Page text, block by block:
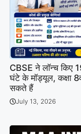
CBSE ने लॉन्च
घंटे के मॉड्यूल, कक्षा
सकते हैं
July 13, 2026